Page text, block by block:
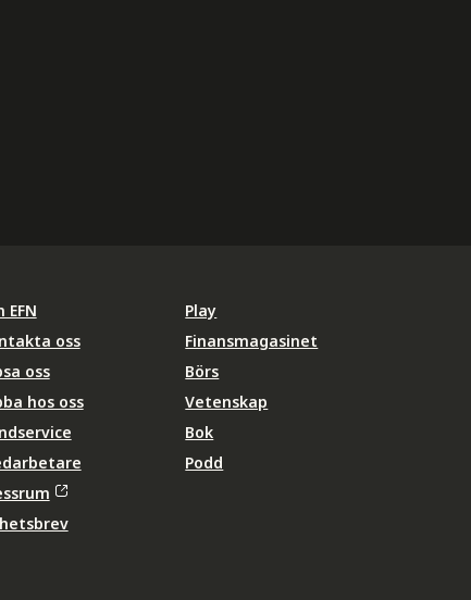
EFN
oss
oss
hos oss
Play
Finansmagasinet
Börs
Vetenskap
Bok
Podd